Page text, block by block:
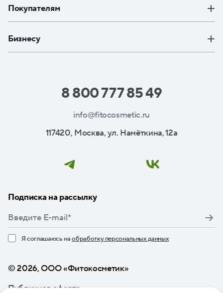
Покупателям
Бизнесу
8 800 777 85 49
info@fitocosmetic.ru
117420, Москва, ул. Намёткина, 12а
Подписка на рассылку
Я соглашаюсь наобработку персональных данных
© 2026, ООО «Фитокосметик»
Публичная оферта